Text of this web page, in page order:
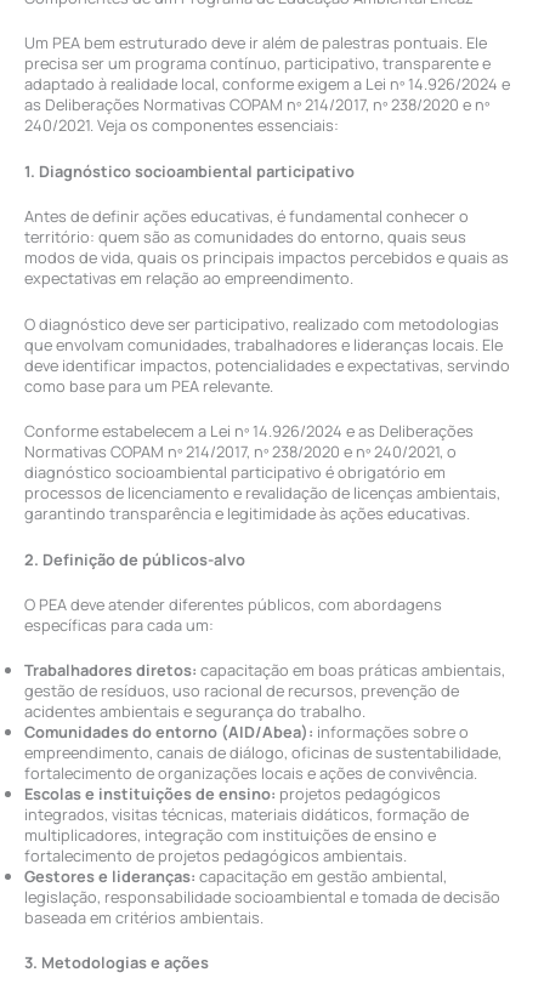
Um PEA bem estruturado deve ir além de palestras pontuais. Ele
precisa ser um programa contínuo, participativo, transparente e
adaptado à realidade local, conforme exigem a Lei nº 14.926/2024 e
as Deliberações Normativas COPAM nº 214/2017, nº 238/2020 e nº
240/2021. Veja os componentes essenciais:
1. Diagnóstico socioambiental participativo
Antes de definir ações educativas, é fundamental conhecer o
território: quem são as comunidades do entorno, quais seus
modos de vida, quais os principais impactos percebidos e quais as
expectativas em relação ao empreendimento.
O diagnóstico deve ser participativo, realizado com metodologias
que envolvam comunidades, trabalhadores e lideranças locais. Ele
deve identificar impactos, potencialidades e expectativas, servindo
como base para um PEA relevante.
Conforme estabelecem a Lei nº 14.926/2024 e as Deliberações
Normativas COPAM nº 214/2017, nº 238/2020 e nº 240/2021, o
diagnóstico socioambiental participativo é obrigatório em
processos de licenciamento e revalidação de licenças ambientais,
garantindo transparência e legitimidade às ações educativas.
2. Definição de públicos-alvo
O PEA deve atender diferentes públicos, com abordagens
específicas para cada um:
Trabalhadores diretos: capacitação em boas práticas ambientais,
gestão de resíduos, uso racional de recursos, prevenção de
acidentes ambientais e segurança do trabalho.
Comunidades do entorno (AID/Abea): informações sobre o
empreendimento, canais de diálogo, oficinas de sustentabilidade,
fortalecimento de organizações locais e ações de convivência.
Escolas e instituições de ensino: projetos pedagógicos
integrados, visitas técnicas, materiais didáticos, formação de
multiplicadores, integração com instituições de ensino e
fortalecimento de projetos pedagógicos ambientais.
Gestores e lideranças: capacitação em gestão ambiental,
legislação, responsabilidade socioambiental e tomada de decisão
baseada em critérios ambientais.
3. Metodologias e ações